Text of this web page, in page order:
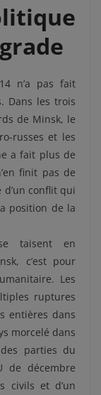
n’a pas fait
Dans les trois
de Minsk, le
russes et les
a fait plus de
finit pas de
conflit qui
position de la
taisent en
c’est pour
Les
ruptures
entières dans
morcelé dans
parties du
de décembre
civils et d’un